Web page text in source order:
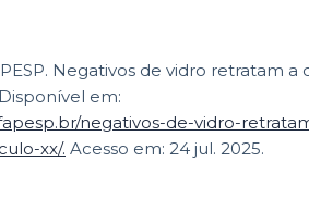
Negativos de vidro retratam a
em:
negativos-de-vidro-
xx/. Acesso em: 24 jul. 2025.